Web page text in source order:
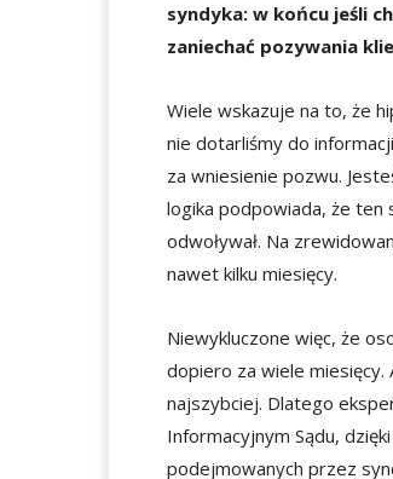
syndyka: w końcu jeśli
zaniechać pozywania
Wiele wskazuje na to, że
nie dotarliśmy do
za wniesienie pozwu.
logika podpowiada, że
odwoływał. Na
nawet kilku miesięcy.
Niewykluczone więc, że
dopiero za wiele
najszybciej. Dlatego
Informacyjnym Sądu,
podejmowanych przez